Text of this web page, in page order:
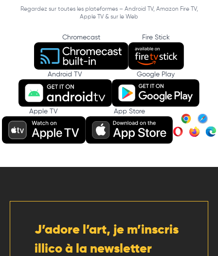
Regardez sur toutes les plateformes – Android TV, Amazon Fire TV,
Apple TV & sur le Web
Chromecast Fire Stick
Android TV Google Play
Apple TV App Store
J’adore l’art, je m’inscris
illico à la newsletter